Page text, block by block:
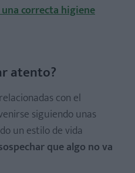
correcta higiene
atento?
con el
siguiendo unas
un estilo de vida
que algo no va